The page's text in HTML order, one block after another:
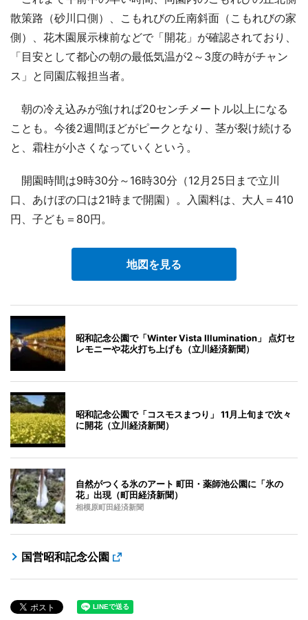
散策路（砂川口側）、こもれびの丘南斜面（こもれびの家
側）、花木園展示棟前などで「開花」が確認されており、
「目安として都心の朝の最低気温が2～3度の時がチャン
ス」と同園広報担当者。
朝の冷え込みが強ければ20センチメートル以上になる
ことも。今後2週間ほどがピークとなり、茎が裂け続ける
と、霜柱が小さくなっていくという。
開園時間は9時30分～16時30分（12月25日まで立川
口、あけぼの口は21時まで開園）。入園料は、大人＝410
円、子ども＝80円。
地図を見る
昭和記念公園で「Winter Vista Illumination」 点灯セ
レモニーや花火打ち上げも（立川経済新聞）
昭和記念公園で「コスモスまつり」 11月上旬まで次々
に開花（立川経済新聞）
自然がつくる氷のアート 町田・薬師池公園に「氷の
花」出現（町田経済新聞）
相模原町田経済新聞
国営昭和記念公園